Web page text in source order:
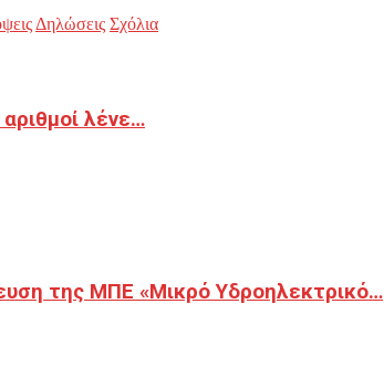
Δηλώσεις Σχόλια
λένε…
της ΜΠΕ «Μικρό Υδροηλεκτρικό…